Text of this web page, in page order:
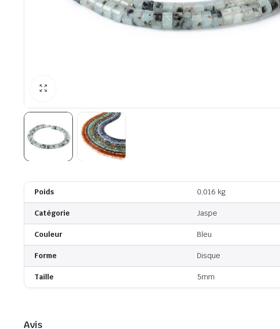
Poids 0,016 kg
Catégorie Jaspe
Couleur Bleu
Forme Disque
Taille 5mm
Avis